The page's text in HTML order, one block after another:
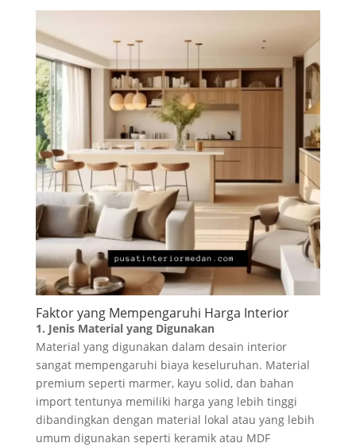
Faktor yang Mempengaruhi Harga Interior
1. Jenis Material yang Digunakan
Material yang digunakan dalam desain interior
sangat mempengaruhi biaya keseluruhan. Material
premium seperti marmer, kayu solid, dan bahan
import tentunya memiliki harga yang lebih tinggi
dibandingkan dengan material lokal atau yang lebih
umum digunakan seperti keramik atau MDF